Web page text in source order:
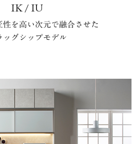
IK / IU
性を高い次元で融合させた
ッグシップモデル